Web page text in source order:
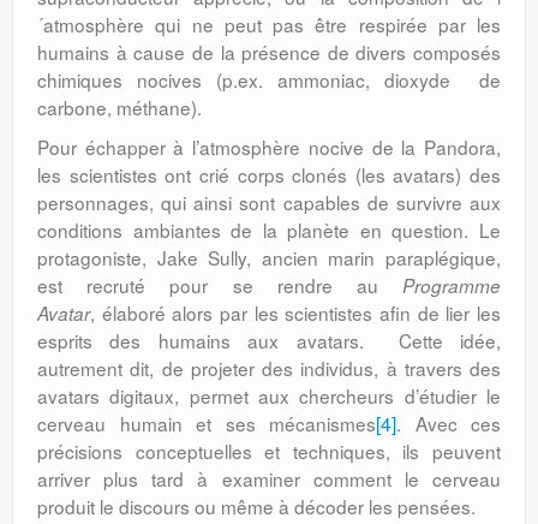
´atmosphère qui ne peut pas être respirée par les
humains à cause de la présence de divers composés
chimiques nocives (p.ex. ammoniac, dioxyde de
carbone, méthane).
Pour échapper à l’atmosphère nocive de la Pandora,
les scientistes ont crié corps clonés (les avatars) des
personnages, qui ainsi sont capables de survivre aux
conditions ambiantes de la planète en question. Le
protagoniste, Jake Sully, ancien marin paraplégique,
est recruté pour se rendre
au Programme
Avatar, élaboré alors par les scientistes afin de lier les
esprits des humains aux avatars. Cette idée,
autrement dit, de projeter des individus, à travers des
avatars digitaux, permet aux chercheurs d’étudier le
cerveau humain et ses mécanismes[4]. Avec ces
précisions conceptuelles et techniques, ils peuvent
arriver plus tard à examiner comment le cerveau
produit le discours ou même à décoder les pensées.